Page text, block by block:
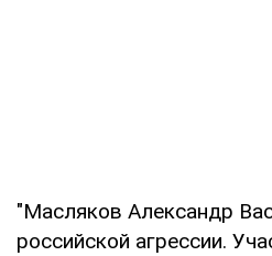
"Масляков Александр
российской агрессии.